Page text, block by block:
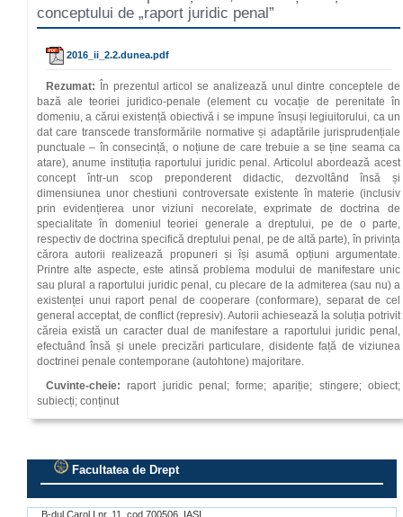
conceptului de „raport juridic penal”
2016_ii_2.2.dunea.pdf
Rezumat:
În prezentul articol se analizează unul dintre conceptele de
bază ale teoriei juridico-penale (element cu vocație de perenitate în
domeniu, a cărui existență obiectivă i se impune însuși legiuitorului, ca un
dat care transcede transformările normative și adaptările jurisprudențiale
punctuale – în consecință, o noțiune de care trebuie a se ține seama ca
atare), anume instituția raportului juridic penal. Articolul abordează acest
concept într-un scop preponderent didactic, dezvoltând însă și
dimensiunea unor chestiuni controversate existente în materie (inclusiv
prin evidențierea unor viziuni necorelate, exprimate de doctrina de
specialitate în domeniul teoriei generale a dreptului, pe de o parte,
respectiv de doctrina specifică dreptului penal, pe de altă parte), în privința
cărora autorii realizează propuneri și își asumă opțiuni argumentate.
Printre alte aspecte, este atinsă problema modului de manifestare unic
sau plural a raportului juridic penal, cu plecare de la admiterea (sau nu) a
existenței unui raport penal de cooperare (conformare), separat de cel
general acceptat, de conflict (represiv). Autorii achiesează la soluția potrivit
căreia există un caracter dual de manifestare a raportului juridic penal,
efectuând însă și unele precizări particulare, disidente față de viziunea
doctrinei penale contemporane (autohtone) majoritare.
Cuvinte-cheie:raport juridic penal; forme; apariție; stingere; obiect;
subiecți; conținut
Facultatea de Drept
B-dul Carol I nr. 11, cod 700506, IAŞI